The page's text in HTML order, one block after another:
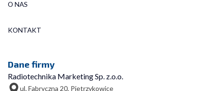
O NAS
KONTAKT
Dane firmy
Radiotechnika Marketing Sp. z.o.o.
ul. Fabryczna 20, Pietrzykowice